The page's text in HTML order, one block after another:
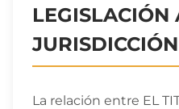
LEGISLACIÓN
JURISDICCIÓN
La relación entre EL